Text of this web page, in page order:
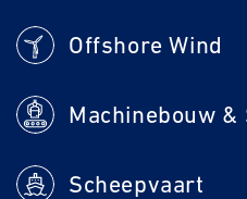
Offshore Wind
Machinebouw
Scheepvaart